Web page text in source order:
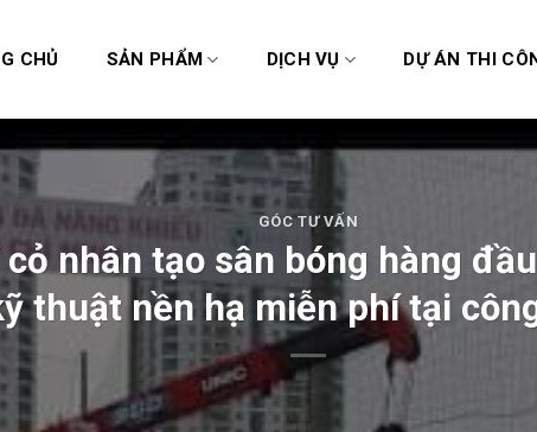
CHỦ SẢN PHẨM DỊCH VỤ DỰ ÁN THI
GÓC TƯ VẤN
nhân tạo sân bóng hàng
thuật nền hạ miễn phí tại